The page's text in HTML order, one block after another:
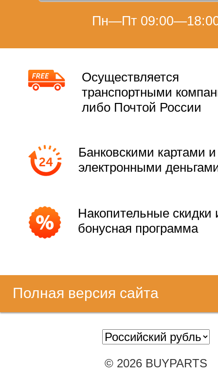
Пн—Пт
Осуществляется
транспортными
либо Почтой России
Банковскими картами и
электронными
Накопительные скидки
бонусная программа
Полная версия сайта
© 2026 BUYPARTS